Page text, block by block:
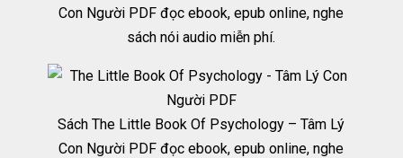
Con Người PDF đọc ebook, epub online, nghe
sách nói audio miễn phí.
Sách The Little Book Of Psychology – Tâm Lý
Con Người PDF đọc ebook, epub online, nghe